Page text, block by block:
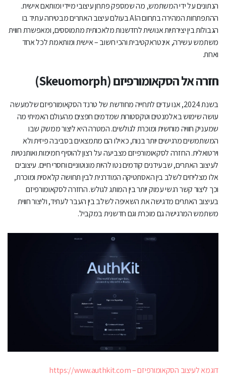
הנתונים על ידי המשתמש, מה שמספק פתרון עיצובי מיידי ומותאם אישית.
ההתפתחות המהירה בתחום הAI בעולם עיצוב האתרים מבטיחה עתיד בו
הגבולות בין יצירתיות אנושית לחדשנות מלאכותית מתמוססים, ומאפשרת חווית
משתמש עשירה, אינטראקטיבית והכי חשוב – אישית ומותאמת לכל אחד
ואחת.
חזרה אל הסקאומורפיזם(Skeuomorph)
בשנת 2024, אנו עדים לתחייה מחודשת של טרנד הסקאומורפיזם שלמעשה
עושה שימוש באלמנטים וטקסטורות שמדמים חפצים מהעולם האמיתי מה
שמעניק חוויה מוחשית ומוכרת לגולשים. המטרה היא ליצור ממשק שבו
המשתמשים מרגישים יותר בנוח, כאילו הם מתמצאים בסביבה פיזית ולא
וירטואלית. החזרה לסקאומורפיזם מצביעה על רצון להוסיף חמימות ואותנטיות
לעיצוב האתרים, שבעידנים קודמים נטו להיות מונוטוניים וחסרי חיים. עיצובים
אלו מצליחים לשלב בין האסתטיקה המודרנית לבין תחושה קלאסית ומוכרת,
וכך ליצור קשר רגשי עמוק יותר בין המותג לגולש. החזרה לסקאומורפיזם
בעיצוב האתרים מדגישה את השאיפה לשלב בין העבר לעתיד, וליצור חווית
משתמש המרגישה גם מוכרת וגם חדשנית במקביל.
דוגמא לעיצוב הסקאומורפיזם – https://www.authkit.com